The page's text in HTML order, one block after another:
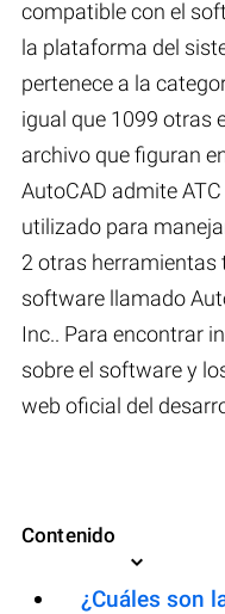
compatible con el
la plataforma del
pertenece a la
igual que 1099 otras
archivo que figuran
AutoCAD admite
utilizado para
2 otras herramientas
software llamado
Inc.. Para encontrar
sobre el software y
web oficial del
Contenido
¿Cuáles son